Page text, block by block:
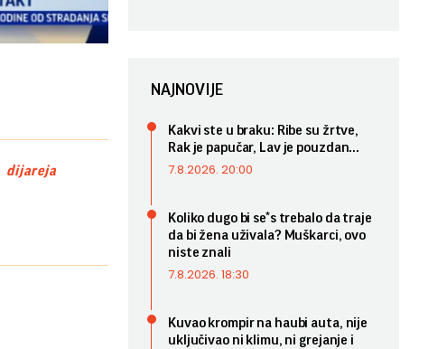
dijareja
NAJNOVIJE
Kakvi ste u braku: Ribe su žrtve,
Rak je papučar, Lav je pouzdan...
7.8.2026. 20:00
Koliko dugo bi se*s trebalo da traje
da bi žena uživala? Muškarci, ovo
niste znali
7.8.2026. 18:30
Kuvao krompir na haubi auta, nije
uključivao ni klimu, ni grejanje i